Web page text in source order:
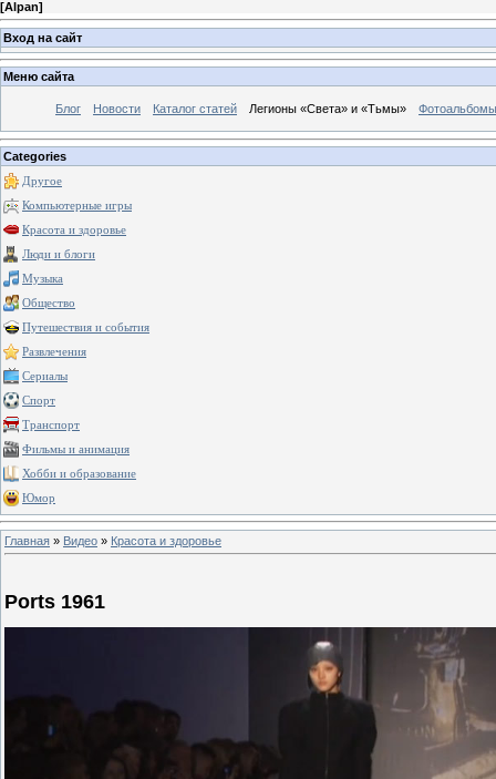
[Alpan]
Вход на сайт
Меню сайта
Блог Новости Каталог статей Легионы «Света» и «Тьмы» Фотоальбомы
Categories
Другое
Компьютерные игры
Красота и здоровье
Люди и блоги
Музыка
Общество
Путешествия и события
Развлечения
Сериалы
Спорт
Транспорт
Фильмы и анимация
Хобби и образование
Юмор
Главная » Видео » Красота и здоровье
Ports 1961